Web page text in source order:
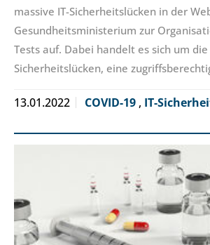
massive IT-Sicherheitslücken in der
Gesundheitsministerium zur
Tests auf. Dabei handelt es sich um
Sicherheitslücken, eine
13.01.2022 COVID-19 , IT-